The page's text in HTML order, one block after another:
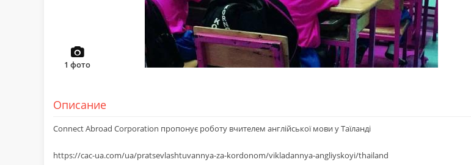
1 фото
Описание
Connect Abroad Corporation пропонує роботу вчителем англійської мови у Таїланді
https://cac-ua.com/ua/pratsevlashtuvannya-za-kordonom/vikladannya-angliyskoyi/thailand